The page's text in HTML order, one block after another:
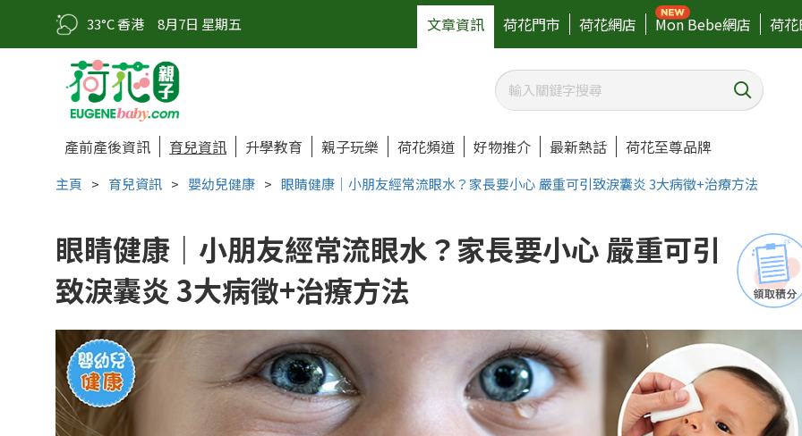
33°C 香港 8月7日 星期五 文章資訊 荷花門市 荷花網店 Mon Bebe網店 荷
產前產後資訊 育兒資訊 升學教育 親子玩樂 荷花頻道 好物推介 最新熱話 荷花至尊品牌
主頁 > 育兒資訊 > 嬰幼兒健康 > 眼睛健康｜小朋友經常流眼水？家長要小心 嚴重可引致淚囊炎 3大病徵+治療方法
眼睛健康｜小朋友經常流眼水？家長要小心 嚴重可引
致淚囊炎 3大病徵+治療方法